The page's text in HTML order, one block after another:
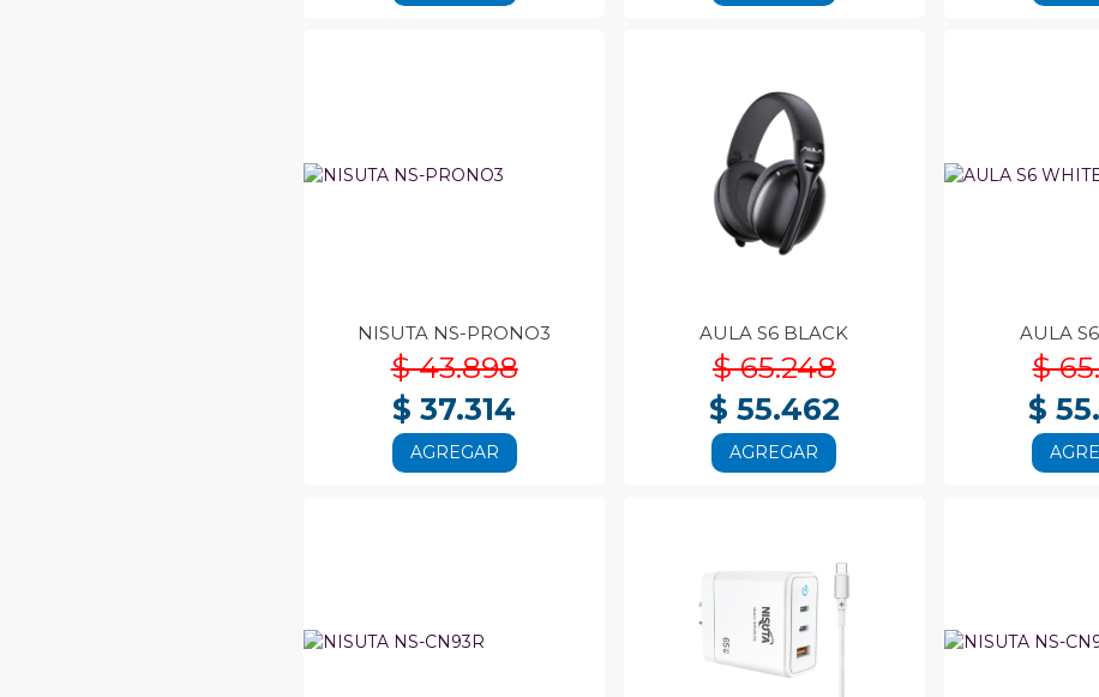
NISUTA NS-PRONO3
$ 43.898
$ 37.314
AGREGAR
AULA S6 BLACK
$ 65.248
$ 55.462
AGREGAR
AULA
$
$